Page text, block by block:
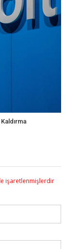
işaretlenmişlerdir